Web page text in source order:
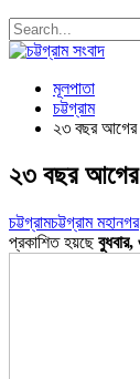
মূলপাতা
চট্টগ্রাম
২৩ বছর আগের
২৩ বছর আগের
চট্টগ্রামচট্টগ্রাম মহানগর
প্রকাশিত হয়ছে